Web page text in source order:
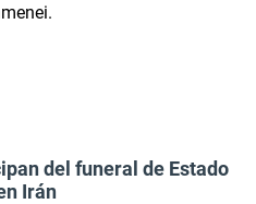
del funeral de Estado
Irán